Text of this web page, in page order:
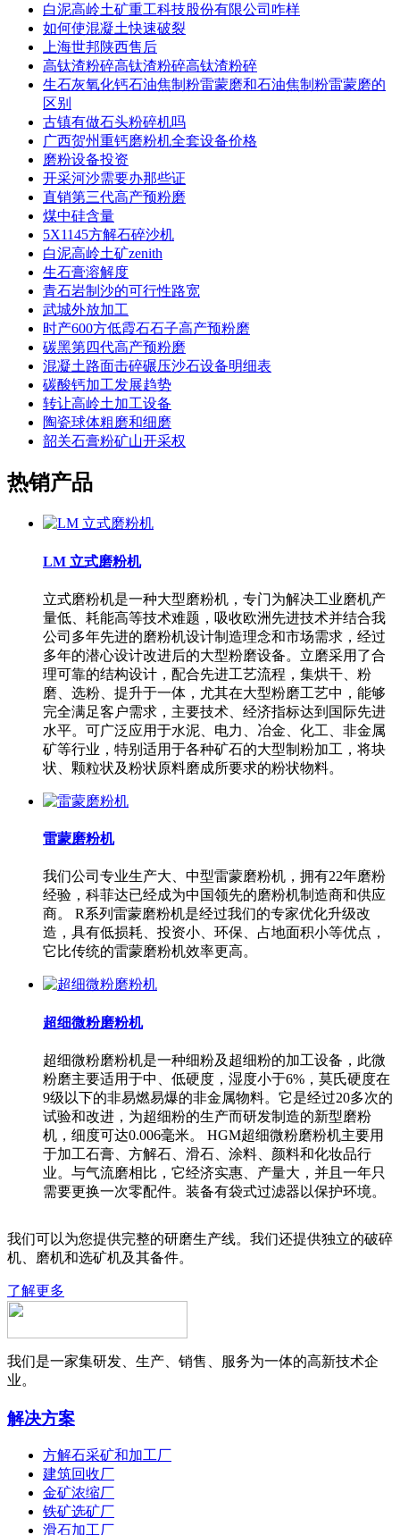
白泥高岭土矿重工科技股份有限公司咋样
如何使混凝土快速破裂
上海世邦陕西售后
高钛渣粉碎高钛渣粉碎高钛渣粉碎
生石灰氧化钙石油焦制粉雷蒙磨和石油焦制粉雷蒙磨的
区别
古镇有做石头粉碎机吗
广西贺州重钙磨粉机全套设备价格
磨粉设备投资
开采河沙需要办那些证
直销第三代高产预粉磨
煤中硅含量
5X1145方解石碎沙机
白泥高岭土矿zenith
生石膏溶解度
青石岩制沙的可行性路宽
武城外放加工
时产600方低霞石石子高产预粉磨
碳黑第四代高产预粉磨
混凝土路面击碎碾压沙石设备明细表
碳酸钙加工发展趋势
转让高岭土加工设备
陶瓷球体粗磨和细磨
韶关石膏粉矿山开采权
热销产品
LM 立式磨粉机
立式磨粉机是一种大型磨粉机，专门为解决工业磨机产
量低、耗能高等技术难题，吸收欧洲先进技术并结合我
公司多年先进的磨粉机设计制造理念和市场需求，经过
多年的潜心设计改进后的大型粉磨设备。立磨采用了合
理可靠的结构设计，配合先进工艺流程，集烘干、粉
磨、选粉、提升于一体，尤其在大型粉磨工艺中，能够
完全满足客户需求，主要技术、经济指标达到国际先进
水平。可广泛应用于水泥、电力、冶金、化工、非金属
矿等行业，特别适用于各种矿石的大型制粉加工，将块
状、颗粒状及粉状原料磨成所要求的粉状物料。
雷蒙磨粉机
我们公司专业生产大、中型雷蒙磨粉机，拥有22年磨粉
经验，科菲达已经成为中国领先的磨粉机制造商和供应
商。 R系列雷蒙磨粉机是经过我们的专家优化升级改
造，具有低损耗、投资小、环保、占地面积小等优点，
它比传统的雷蒙磨粉机效率更高。
超细微粉磨粉机
超细微粉磨粉机是一种细粉及超细粉的加工设备，此微
粉磨主要适用于中、低硬度，湿度小于6%，莫氏硬度在
9级以下的非易燃易爆的非金属物料。它是经过20多次的
试验和改进，为超细粉的生产而研发制造的新型磨粉
机，细度可达0.006毫米。 HGM超细微粉磨粉机主要用
于加工石膏、方解石、滑石、涂料、颜料和化妆品行
业。与气流磨相比，它经济实惠、产量大，并且一年只
需要更换一次零配件。装备有袋式过滤器以保护环境。
我们可以为您提供完整的研磨生产线。我们还提供独立的破碎
机、磨机和选矿机及其备件。
了解更多
我们是一家集研发、生产、销售、服务为一体的高新技术企
业。
解决方案
方解石采矿和加工厂
建筑回收厂
金矿浓缩厂
铁矿选矿厂
滑石加工厂